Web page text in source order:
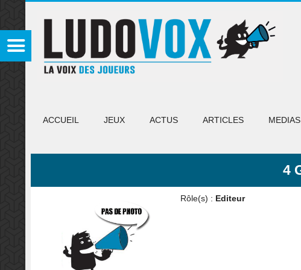
ACCUEIL JEUX ACTUS ARTICLES MEDIAS
4
Rôle(s) : Editeur